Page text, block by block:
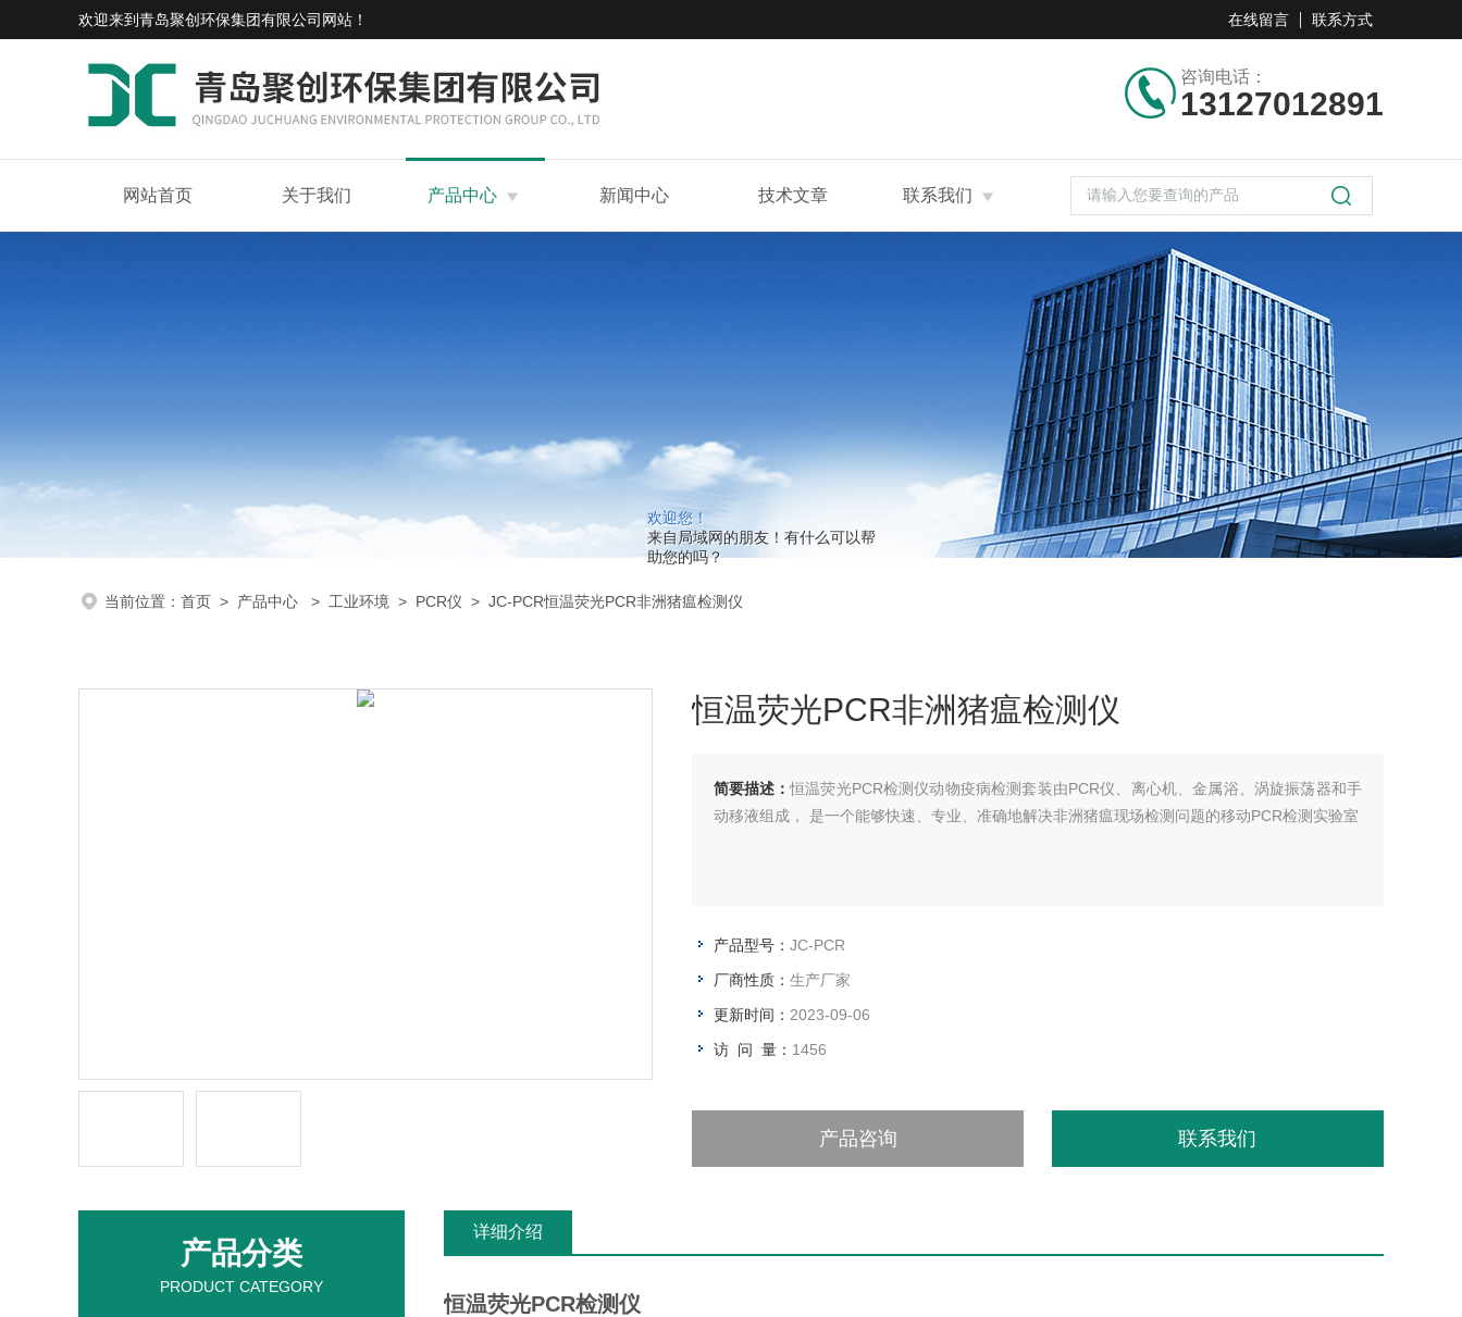
欢迎您！
来自局域网的朋友！有什么可以帮
助您的吗？
欢迎来到青岛聚创环保集团有限公司网站 ！ 在线留言 联系方式
咨询电话：
13127012891
网站首页 关于我们 产品中心 新闻中心 技术文章 联系我们
当前位置： 首页 > 产品中心 > 工业环境 > PCR仪 > JC-PCR恒温荧光PCR非洲猪瘟检测仪
恒温荧光PCR非洲猪瘟检测仪
简要描述：恒温荧光PCR检测仪动物疫病检测套装由PCR仪、离心机、金属浴、涡旋振荡器和手
动移液组成， 是一个能够快速、专业、准确地解决非洲猪瘟现场检测问题的移动PCR检测实验室
产品型号： JC-PCR
厂商性质： 生产厂家
更新时间： 2023-09-06
访 问 量： 1456
产品咨询 联系我们
产品分类
PRODUCT CATEGORY
详细介绍
恒温荧光PCR检测仪